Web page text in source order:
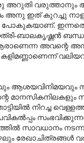
അറുതി
അനു ഇത് കുറച്ചു
പോകുകയാണ്.
ബാലകൃഷ്ണൻ
അവന്റെ
നിറച്ച
സാവധാനം നടന്ന്
രേഖാചിത്രങ്ങൾ